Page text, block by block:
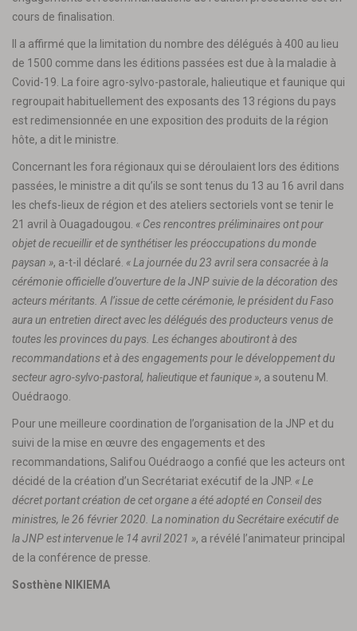
cours de finalisation.
Il a affirmé que la limitation du nombre des délégués à 400 au lieu
de 1500 comme dans les éditions passées est due à la maladie à
Covid-19. La foire agro-sylvo-pastorale, halieutique et faunique qui
regroupait habituellement des exposants des 13 régions du pays
est redimensionnée en une exposition des produits de la région
hôte, a dit le ministre.
Concernant les fora régionaux qui se déroulaient lors des éditions
passées, le ministre a dit qu’ils se sont tenus du 13 au 16 avril dans
les chefs-lieux de région et des ateliers sectoriels vont se tenir le
21 avril à Ouagadougou. « Ces rencontres préliminaires ont pour
objet de recueillir et de synthétiser les préoccupations du monde
paysan », a-t-il déclaré. « La journée du 23 avril sera consacrée à la
cérémonie officielle d’ouverture de la JNP suivie de la décoration des
acteurs méritants. A l’issue de cette cérémonie, le président du Faso
aura un entretien direct avec les délégués des producteurs venus de
toutes les provinces du pays. Les échanges aboutiront à des
recommandations et à des engagements pour le développement du
secteur agro-sylvo-pastoral, halieutique et faunique », a soutenu M.
Ouédraogo.
Pour une meilleure coordination de l’organisation de la JNP et du
suivi de la mise en œuvre des engagements et des
recommandations, Salifou Ouédraogo a confié que les acteurs ont
décidé de la création d’un Secrétariat exécutif de la JNP. « Le
décret portant création de cet organe a été adopté en Conseil des
ministres, le 26 février 2020. La nomination du Secrétaire exécutif de
la JNP est intervenue le 14 avril 2021 », a révélé l’animateur principal
de la conférence de presse.
Sosthène NIKIEMA